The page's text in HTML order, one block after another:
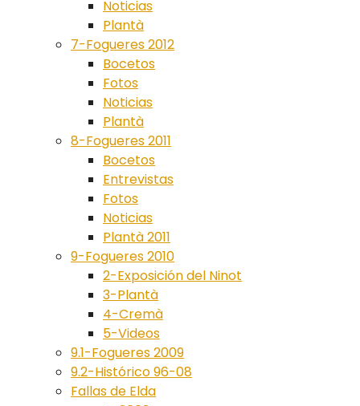
Noticias
Plantà
7-Fogueres 2012
Bocetos
Fotos
Noticias
Plantà
8-Fogueres 2011
Bocetos
Entrevistas
Fotos
Noticias
Plantà 2011
9-Fogueres 2010
2-Exposición del Ninot
3-Plantà
4-Cremà
5-Videos
9.1-Fogueres 2009
9.2-Histórico 96-08
Fallas de Elda